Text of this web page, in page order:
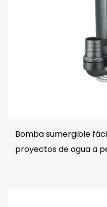
Bomba sumergible
proyectos de agua a